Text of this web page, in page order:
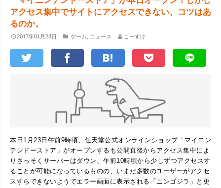
アクセス集中でサイトにアクセスできない、コツはあ
るのか。
2017年01月23日 ゲーム ニュース こーすけ
本日1月23日午前9時頃、任天堂公式オンラインショップ「マイニン
テンドーストア」がオープンするも公開直後からアクセス集中によ
りさっそくサーバーはダウン、午前10時頃から少しずつアクセスす
ることが可能になっているものの、いまだ多数のユーザーがアクセ
スすらできないようでエラー画面に表示される「ニンゴジラ」と更